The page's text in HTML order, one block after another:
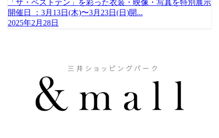
「ザ・ベストテン」を彩った衣装・映像・写真を特別展示
開催日 ：3月13日(木)〜3月23日(日)開...
2025年2月28日